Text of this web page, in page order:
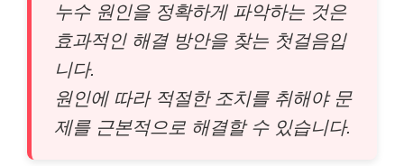
누수 원인을 정확하게 파악하는 것은
효과적인 해결 방안을 찾는 첫걸음입
니다.
원인에 따라 적절한 조치를 취해야 문
제를 근본적으로 해결할 수 있습니다.